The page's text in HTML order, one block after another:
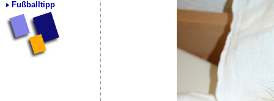
Fußballtipp